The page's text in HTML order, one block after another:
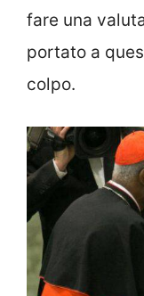
fare una
portato a
colpo.